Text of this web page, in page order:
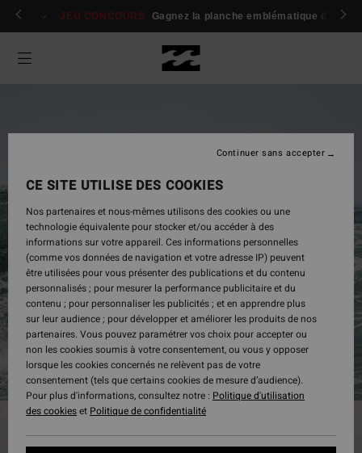
Se connecter / s'inscrire
JEU CONCOURS Gagnez la planche emblématique d'Andy
Homme
Acheter
CE SITE UTILISE DES COOKIES
Nos partenaires et nous-mêmes utilisons des cookies ou une
technologie équivalente pour stocker et/ou accéder à des
informations sur votre appareil. Ces informations personnelles
(comme vos données de navigation et votre adresse IP) peuvent
être utilisées pour vous présenter des publications et du contenu
personnalisés ; pour mesurer la performance publicitaire et du
contenu ; pour personnaliser les publicités ; et en apprendre plus
sur leur audience ; pour développer et améliorer les produits de nos
partenaires. Vous pouvez paramétrer vos choix pour accepter ou
non les cookies soumis à votre consentement, ou vous y opposer
lorsque les cookies concernés ne relèvent pas de votre
consentement (tels que certains cookies de mesure d’audience).
Pour plus d'informations, consultez notre : Politique d'utilisation
des cookieset Politique de confidentialité
Continuer sans accepter